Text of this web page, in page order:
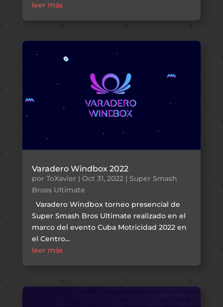
leer más
Varadero Windbox 2022
por ToXavier | Oct 31, 2022| Super Smash
Bross Ultimate
Varadero Windbox torneo presencial de
Super Smash Bros Ultimate realizado en el
marco del evento Cuba Motricidad 2022 en
el Centro...
leer más